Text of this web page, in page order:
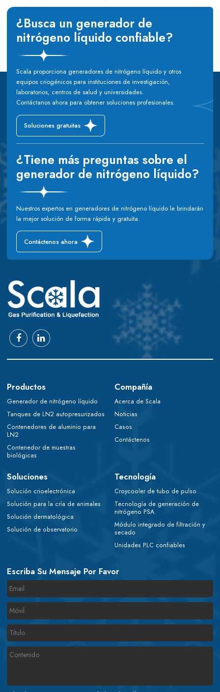
¿Busca un generador de
nitrógeno líquido confiable?
Scala proporciona generadores de nitrógeno líquido y otros
equipos criogénicos para instituciones de investigación,
laboratorios, centros de salud y universidades.
Contáctanos ahora para obtener soluciones profesionales.
Soluciones gratuitas
¿Tiene más preguntas sobre el
generador de nitrógeno líquido?
Nuestros expertos en generadores de nitrógeno líquido le brindarán
la mejor solución de forma rápida y gratuita.
Contáctenos ahora
Productos
Generador de nitrógeno líquido
Tanques de LN2 autopresurizados
Contenedores de aluminio para
LN2
Contenedor de muestras
biológicas
Compañía
Acerca de Scala
Noticias
Casos
Contáctenos
Soluciones
Solución crioelectrónica
Solución para la cría de animales
Solución dermatológica
Solución de observatorio
Tecnología
Croycooler de tubo de pulso
Tecnología de generación de
nitrógeno PSA
Módulo integrado de filtración y
secado
Unidades PLC confiables
Escriba Su Mensaje Por Favor